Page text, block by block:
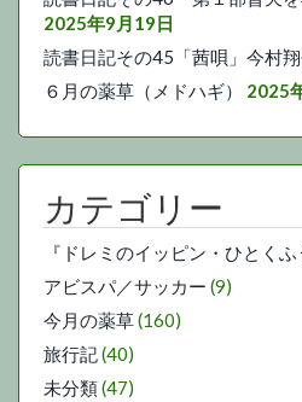
2025年9月19日
読書日記その45「茜唄」今村
６月の薬草（メドハギ）
2025
カテゴリー
『ドレミのイッピン・ひとくふ
アビスパ／サッカー (9)
今月の薬草(160)
旅行記(40)
未分類(47)